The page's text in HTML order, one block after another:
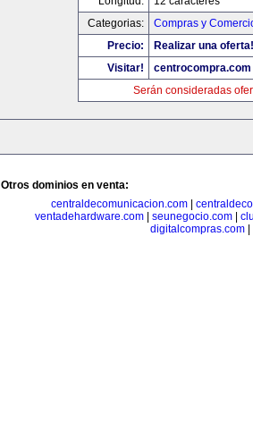
Categorias:
Compras y
Precio:
Realizar una oferta!
Visitar!
centrocompra.com
Serán consideradas
Otros dominios en venta:
centraldecomunicacion.com
ventadehardware.com| seunegocio.com|
digitalcompras.com